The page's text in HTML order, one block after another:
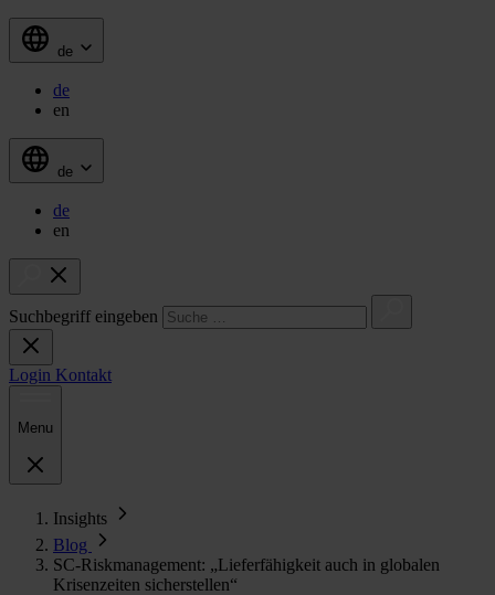
de
de
en
de
de
en
Suchbegriff eingeben
Login Kontakt
Menu
Insights
Blog
SC-Riskmanagement: „Lieferfähigkeit auch in globalen
Krisenzeiten sicherstellen“